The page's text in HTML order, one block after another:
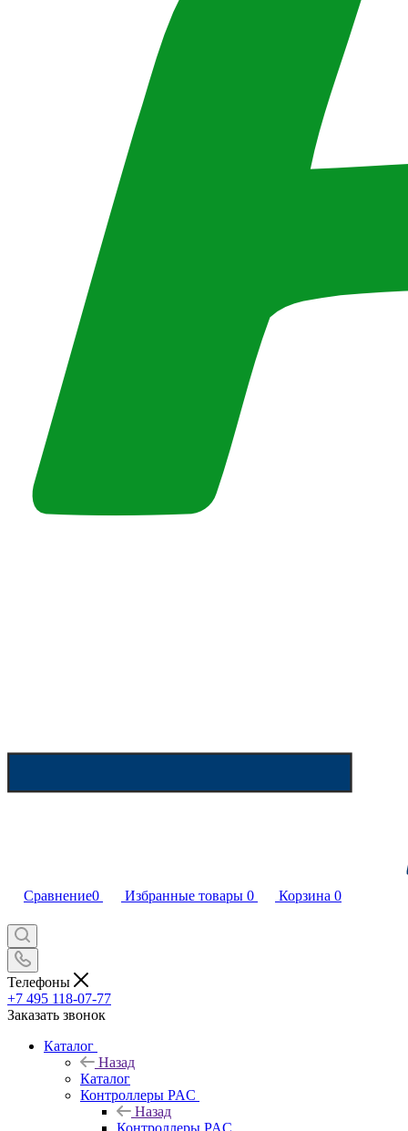
Сравнение0 Избранные товары 0 Корзина 0
Телефоны
+7 495 118-07-77
Заказать звонок
Каталог
Назад
Каталог
Контроллеры PAC
Назад
Контроллеры PAC